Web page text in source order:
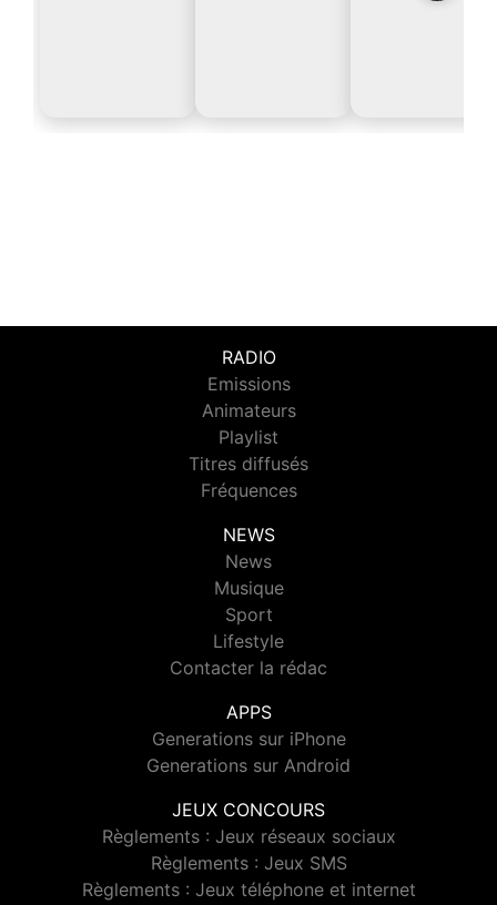
RADIO
Emissions
Animateurs
Playlist
Titres diffusés
Fréquences
NEWS
News
Musique
Sport
Lifestyle
Contacter la rédac
APPS
Generations sur iPhone
Generations sur Android
JEUX CONCOURS
Règlements : Jeux réseaux sociaux
Règlements : Jeux SMS
Règlements : Jeux téléphone et internet